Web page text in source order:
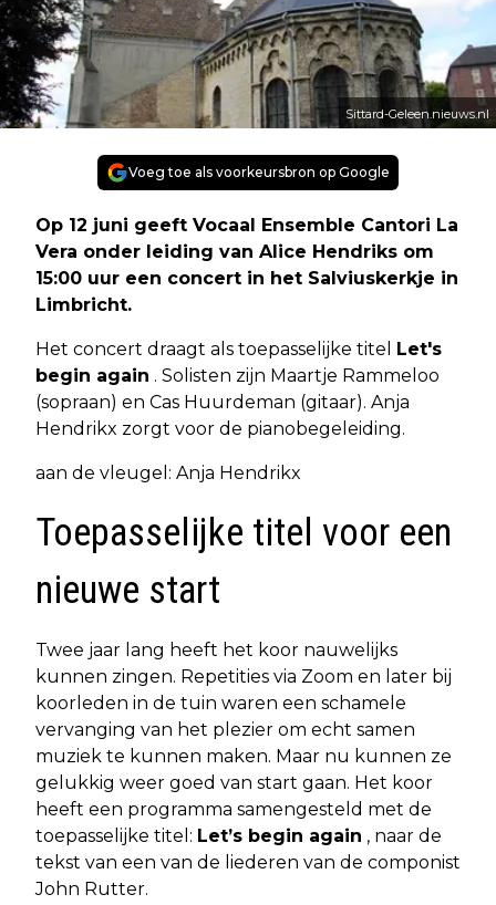
Sittard-Geleen.nieuws.nl
Voeg toe als voorkeursbron op Google
Op 12 juni geeft Vocaal Ensemble Cantori La
Vera onder leiding van Alice Hendriks om
15:00 uur een concert in het Salviuskerkje in
Limbricht.
Het concert draagt als toepasselijke titel Let's
begin again . Solisten zijn Maartje Rammeloo
(sopraan) en Cas Huurdeman (gitaar). Anja
Hendrikx zorgt voor de pianobegeleiding.
aan de vleugel: Anja Hendrikx
Toepasselijke titel voor een
nieuwe start
Twee jaar lang heeft het koor nauwelijks
kunnen zingen. Repetities via Zoom en later bij
koorleden in de tuin waren een schamele
vervanging van het plezier om echt samen
muziek te kunnen maken. Maar nu kunnen ze
gelukkig weer goed van start gaan. Het koor
heeft een programma samengesteld met de
toepasselijke titel: Let’s begin again , naar de
tekst van een van de liederen van de componist
John Rutter.